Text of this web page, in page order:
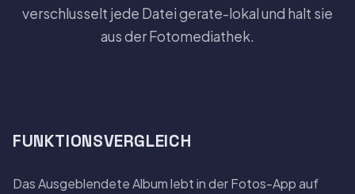
verschlusselt jede Datei gerate-lokal und halt sie
aus der Fotomediathek.
FUNKTIONSVERGLEICH
Das Ausgeblendete Album lebt in der Fotos-App auf